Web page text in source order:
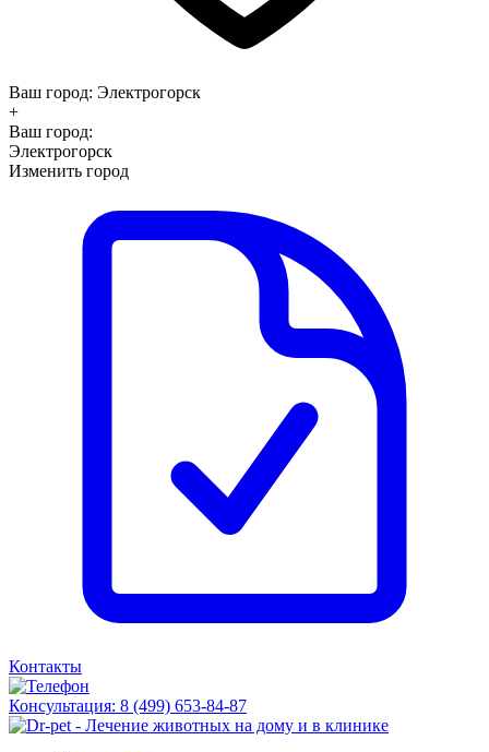
Ваш город: Электрогорск
+
Ваш город:
Электрогорск
Изменить город
Контакты
Консультация: 8 (499) 653-84-87